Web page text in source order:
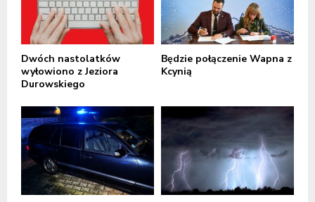
Dwóch nastolatków
wyłowiono z Jeziora
Durowskiego
Będzie połączenie Wapna z
Kcynią